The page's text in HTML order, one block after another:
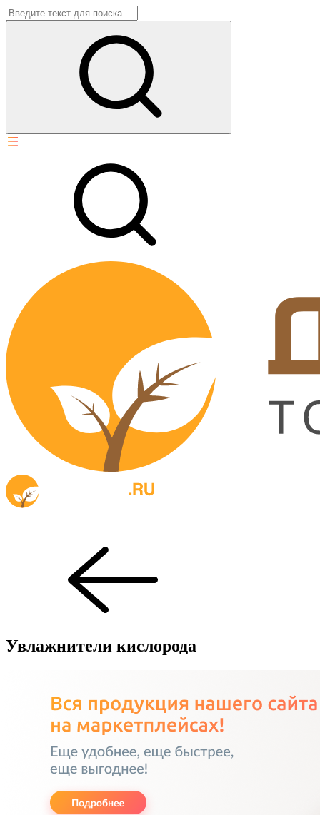
Увлажнители кислорода